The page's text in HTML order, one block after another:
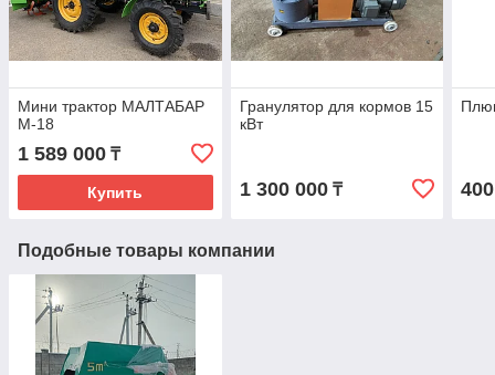
Мини трактор МАЛТАБАР
М-18
1 589 000 ₸
Купить
Гранулятор для кормов 15
кВт
1 300 000₸
Подобные товары компании